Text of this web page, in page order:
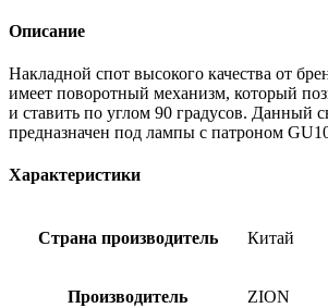
Описание
Накладной спот высокого качества от
имеет поворотный механизм, который
и ставить по углом 90 градусов. Данный
предназначен под лампы с патроном
Характеристики
Страна производитель Китай
Производитель ZION